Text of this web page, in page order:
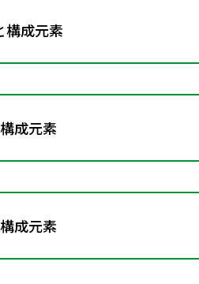
成元素
成元素
成元素